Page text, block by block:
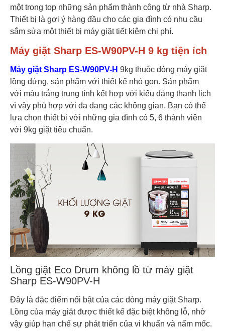
một trong top những sản phẩm thành công từ nhà Sharp.
Thiết bị là gợi ý hàng đầu cho các gia đình có nhu cầu
sắm sửa một thiết bị máy giặt tiết kiệm chi phí.
Máy giặt Sharp ES-W90PV-H 9 kg tiện ích
Máy giặt Sharp ES-W90PV-H 9kg thuộc dòng máy giặt
lồng đứng, sản phẩm với thiết kế nhỏ gọn. Sản phẩm
với màu trắng trung tính kết hợp với kiểu dáng thanh lịch
vì vậy phù hợp với đa dạng các không gian. Bạn có thể
lựa chọn thiết bị với những gia đình có 5, 6 thành viên
với 9kg giặt tiêu chuẩn.
Lồng giặt Eco Drum không lồ từ máy giặt
Sharp ES-W90PV-H
Đây là đặc điểm nổi bật của các dòng máy giặt Sharp.
Lồng của máy giặt được thiết kế đặc biệt không lỗ, nhờ
vậy giúp hạn chế sự phát triển của vi khuẩn và nấm mốc.